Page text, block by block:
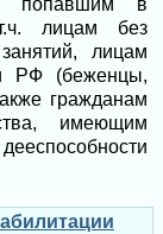
попавшим в
лицам без
лицам
РФ (беженцы,
гражданам
имеющим